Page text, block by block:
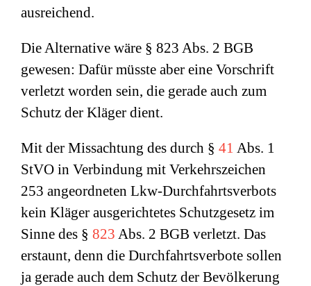
ausreichend.
Die Alternative wäre § 823 Abs. 2 BGB
gewesen: Dafür müsste aber eine Vorschrift
verletzt worden sein, die gerade auch zum
Schutz der Kläger dient.
Mit der Missachtung des durch § 41 Abs. 1
StVO in Verbindung mit Verkehrszeichen
253 angeordneten Lkw-Durchfahrtsverbots
kein Kläger ausgerichtetes Schutzgesetz im
Sinne des § 823 Abs. 2 BGB verletzt. Das
erstaunt, denn die Durchfahrtsverbote sollen
ja gerade auch dem Schutz der Bevölkerung